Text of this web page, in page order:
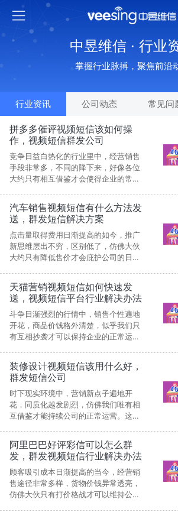
中昱维信 · 行业
掌握行业脉搏，聚焦前沿
行业资讯 公司动态 常见问
拼多多催评视频短信该如何操
作，视频短信群发公司
竞争日益白热化的行业里中，经营销售
手段非常多，不同的降下来，好像各位
大约只有相互借鉴才会使得企业的常规
么?无非是更加躁动不安和挖空心思。
汽车销售视频短信有什么方法发
送，群发短信解决方案
点击量取得费用日渐提高的如今，推广
新思维层出不穷，区别低了，仿佛大伙
大约只有降低售价才会庇护公司的日常
么?无非是更加躁动不安和煞费苦心。
天猫营销视频短信如何快速发
送，视频短信平台行业解决办法
斗争日渐强烈的行情中，销售个性遍地
开花，商品价钱格外清楚，似乎我们只
有互相抄袭才可以保持企业的正常运
装修设计视频短信该用什么好，
群发短信公司
时下现实环境中，营销新点子遍地开
花，同质化越发剧烈，仿佛我们唯有相
互借鉴才能持续公司的正常运营。这样
阿里巴巴好评彩信可以怎么群
发，群发视频短信行业解决办法
​顾客吸引成本日渐提高的当今，经营销
售途径非常多样，货物价钱异常透亮，
仿佛大伙只有打价格战才可以维持公司